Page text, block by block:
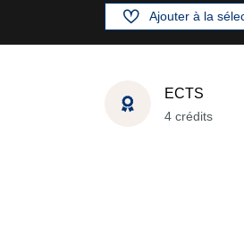
Ajouter à la
ECTS
4 crédits